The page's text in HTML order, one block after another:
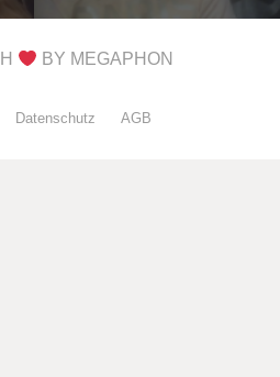
BY MEGAPHON
Datenschutz AGB